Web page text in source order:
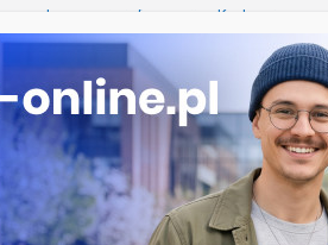
i wczesnoszkolna w
w Opolu
inżynierskie na Uniwersytecie